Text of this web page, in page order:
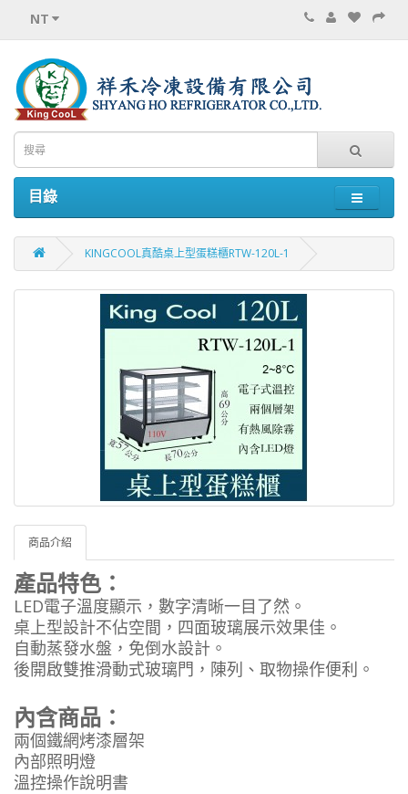
NT
目錄
KINGCOOL真酷桌上型蛋糕櫃RTW-120L-1
商品介紹
產品特色：
LED電子溫度顯示，數字清晰一目了然。
桌上型設計不佔空間，四面玻璃展示效果佳。
自動蒸發水盤，免倒水設計。
後開啟雙推滑動式玻璃門，陳列、取物操作便利。
內含商品：
兩個鐵網烤漆層架
內部照明燈
溫控操作說明書